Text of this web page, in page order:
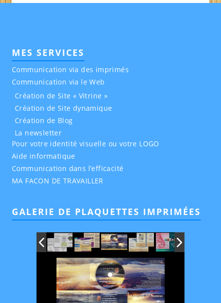
MES SERVICES
Communication via des imprimés
Communication via le Web
Création de Site « Vitrine »
Création de Site dynamique
Création de Blog
La newsletter
Pour votre identité visuelle ou votre LOGO
Aide informatique
Communication dans l’efficacité
MA FACON DE TRAVAILLER
GALERIE DE PLAQUETTES IMPRIMÉES